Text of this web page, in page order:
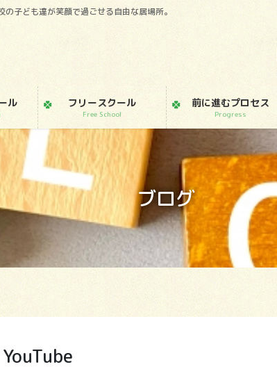
子ども達が笑顔で過ごせる自由な居場所。
ル フリースクール
Free School
前に進むプロセス
Progress
ブログ
YouTube